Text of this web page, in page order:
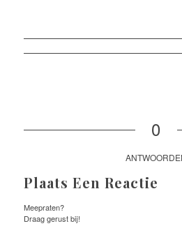
0
Plaats Een Reactie
Meepraten?
Draag gerust bij!